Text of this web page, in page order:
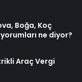
Boğa, Koç
yorumları ne diyor?
Araç Vergi